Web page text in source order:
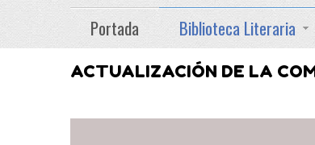
Portada Biblioteca Literaria
ACTUALIZACIÓN DE LA